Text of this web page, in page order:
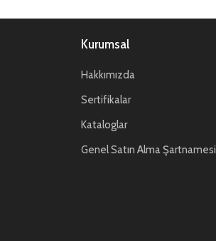
Kurumsal
Hakkımızda
Sertifikalar
Kataloglar
Genel Satın Alma Şartnamesi